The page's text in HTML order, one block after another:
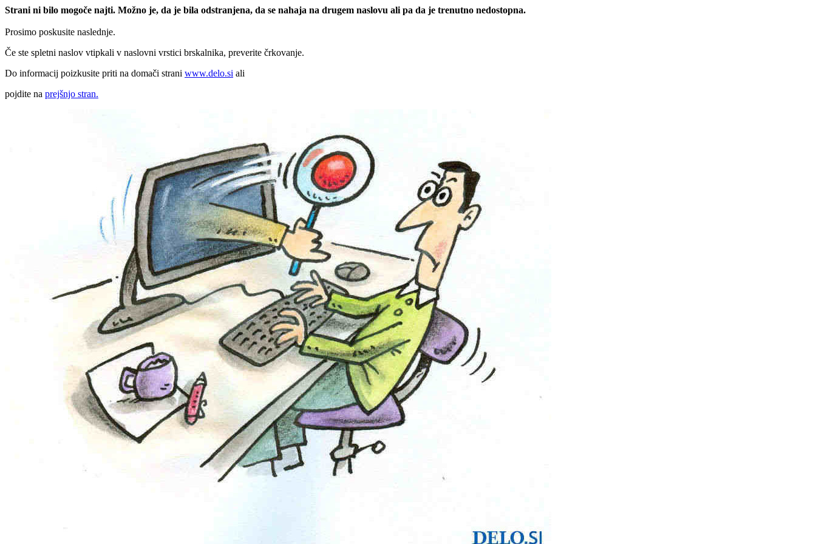
Strani ni bilo mogoče najti. Možno je, da je bila odstranjena, da se nahaja na drugem naslovu ali pa da je trenutno nedostopna.
Prosimo poskusite naslednje.
Če ste spletni naslov vtipkali v naslovni vrstici brskalnika, preverite črkovanje.
Do informacij poizkusite priti na domači strani www.delo.si ali
pojdite na prejšnjo stran.